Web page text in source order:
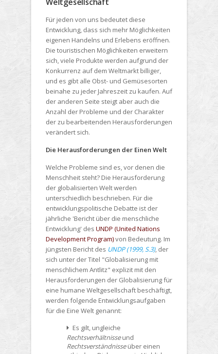
Für jeden von uns bedeutet diese
Entwicklung, dass sich mehr Möglichkeiten
eigenen Handelns und Erlebens eröffnen.
Die touristischen Möglichkeiten erweitern
sich, viele Produkte werden aufgrund der
Konkurrenz auf dem Weltmarkt billiger,
und es gibt alle Obst- und Gemüsesorten
beinahe zu jeder Jahreszeit zu kaufen. Auf
der anderen Seite steigt aber auch die
Anzahl der Probleme und der Charakter
der zu bearbeitenden Herausforderungen
verändert sich.
Die Herausforderungen der Einen Welt
Welche Probleme sind es, vor denen die
Menschheit steht? Die Herausforderung
der globalisierten Welt werden
unterschiedlich beschrieben. Für die
entwicklungspolitische Debatte ist der
jährliche 'Bericht über die menschliche
Entwicklung' des UNDP (United Nations
Development Program)von Bedeutung. Im
jüngsten Bericht des UNDP (1999, S.3), der
sich unter der Titel "Globalisierung mit
menschlichem Antlitz" explizit mit den
Herausforderungen der Globalisierung für
eine humane Weltgesellschaft beschäftigt,
werden folgende Entwicklungsaufgaben
für die Eine Welt genannt:
Es gilt, ungleiche
Rechtsverhältnisseund
Rechtsverständnisseüber einen